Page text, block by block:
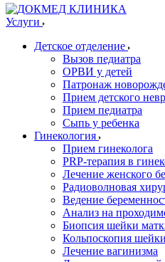
Услуги
Детское отделение
Вызов педиатра
ОРВИ у детей
Патронаж
Прием детского
Прием педиатра
Сыпь у ребенка
Гинекология
Прием гинеколога
PRP-терапия в
Лечение женского
Радиоволновая
Ведение
Анализ на
Биопсия шейки
Кольпоскопия
Лечение вагинизма